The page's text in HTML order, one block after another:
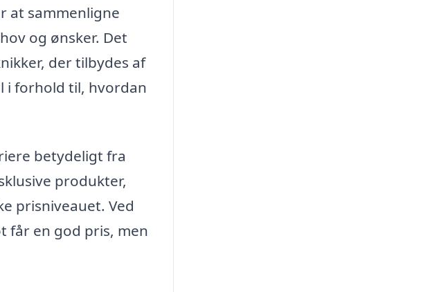
at sammenligne
og ønsker. Det
der tilbydes af
i forhold til, hvordan
betydeligt fra
produkter,
prisniveauet. Ved
får en god pris, men